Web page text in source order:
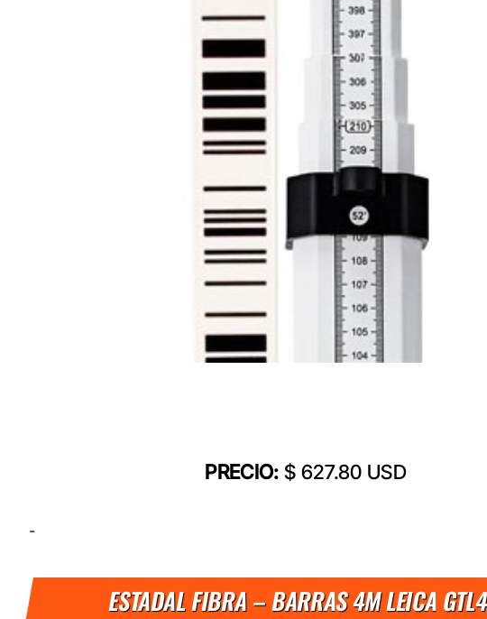
PRECIO: $ 627.80 USD
-
ESTADAL FIBRA – BARRAS 4M LEICA